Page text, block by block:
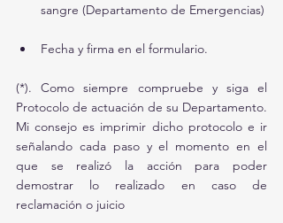
sangre (Departamento de Emergencias)
Fecha y firma en el formulario.
(*). Como siempre compruebe y siga el
Protocolo de actuación de su Departamento.
Mi consejo es imprimir dicho protocolo e ir
señalando cada paso y el momento en el
que se realizó la acción para poder
demostrar lo realizado en caso de
reclamación o juicio